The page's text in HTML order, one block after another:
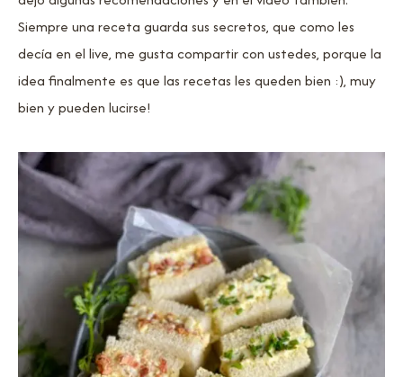
Siempre una receta guarda sus secretos, que como les
decía en el live, me gusta compartir con ustedes, porque la
idea finalmente es que las recetas les queden bien :), muy
bien y pueden lucirse!